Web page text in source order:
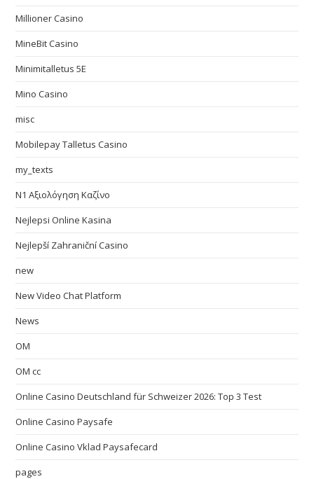
Millioner Casino
MineBit Casino
Minimitalletus 5E
Mino Casino
misc
Mobilepay Talletus Casino
my_texts
N1 Αξιολόγηση Καζίνο
Nejlepsi Online Kasina
Nejlepší Zahraniční Casino
new
New Video Chat Platform
News
OM
OM cc
Online Casino Deutschland für Schweizer 2026: Top 3 Test
Online Casino Paysafe
Online Casino Vklad Paysafecard
pages